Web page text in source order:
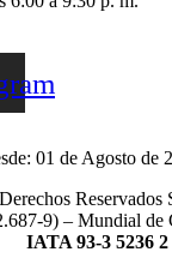
01 de Agosto de
Reservados
9) – Mundial de
IATA 93-3 5236 2